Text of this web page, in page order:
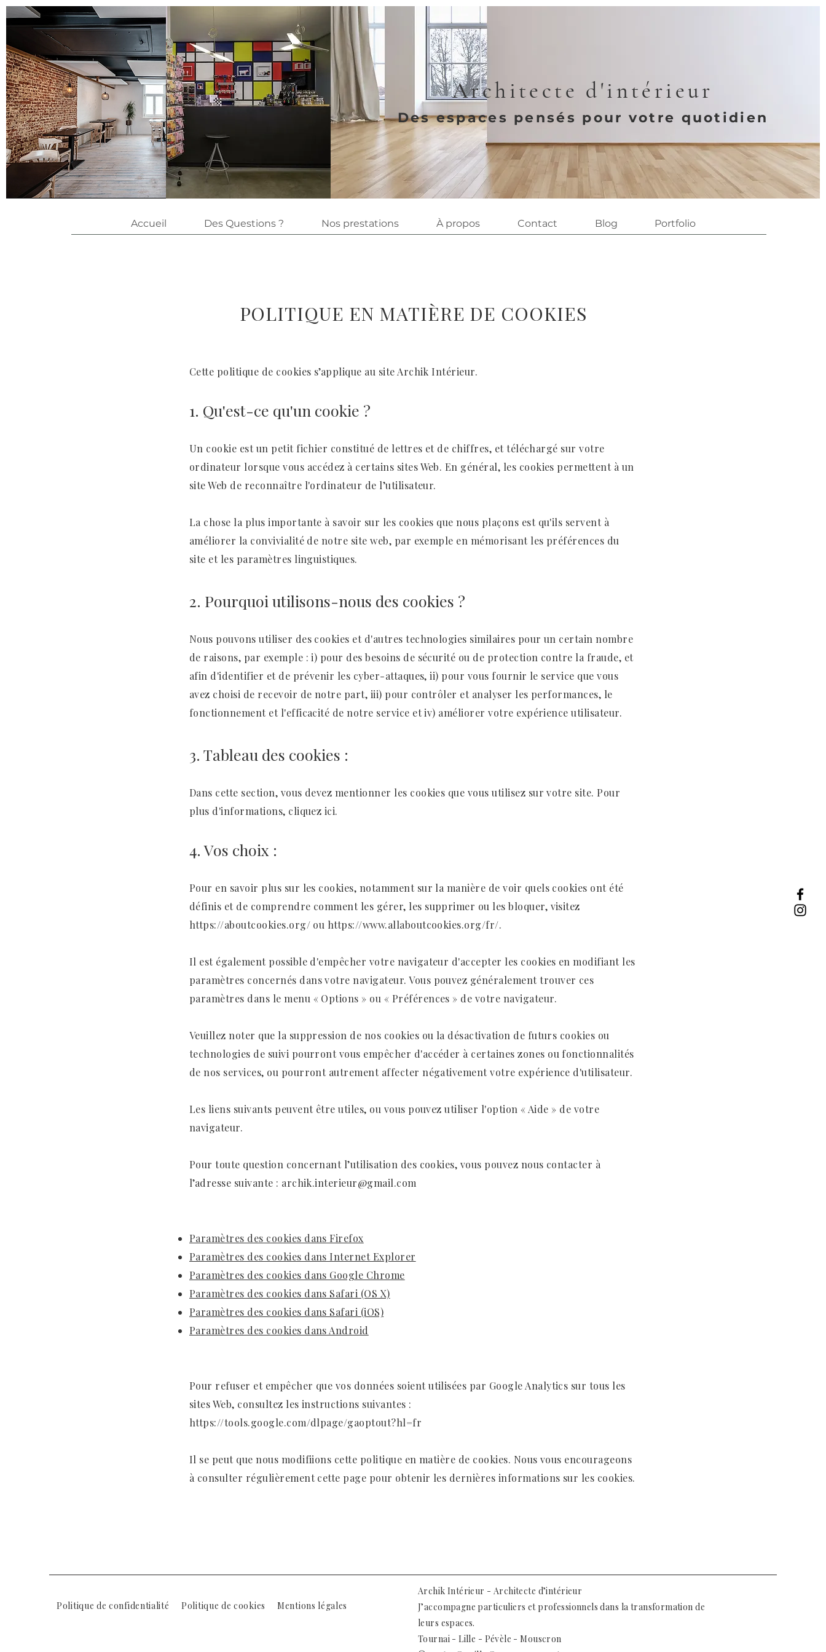
Architecte d'intérieur
Des espaces pensés pour votre quotidien
Accueil Des Questions ? Nos prestations À propos Contact Blog Portfolio
POLITIQUE EN MATIÈRE DE COOKIES
Cette politique de cookies s’applique au site Archik Intérieur.
1. Qu'est-ce qu'un cookie ?
Un cookie est un petit fichier constitué de lettres et de chiffres, et téléchargé sur votre
ordinateur lorsque vous accédez à certains sites Web. En général, les cookies permettent à un
site Web de reconnaître l'ordinateur de l’utilisateur.
La chose la plus importante à savoir sur les cookies que nous plaçons est qu'ils servent à
améliorer la convivialité de notre site web, par exemple en mémorisant les préférences du
site et les paramètres linguistiques.
2. Pourquoi utilisons-nous des cookies ?
Nous pouvons utiliser des cookies et d'autres technologies similaires pour un certain nombre
de raisons, par exemple : i) pour des besoins de sécurité ou de protection contre la fraude, et
afin d'identifier et de prévenir les cyber-attaques, ii) pour vous fournir le service que vous
avez choisi de recevoir de notre part, iii) pour contrôler et analyser les performances, le
fonctionnement et l'efficacité de notre service et iv) améliorer votre expérience utilisateur.
3. Tableau des cookies :
Dans cette section, vous devez mentionner les cookies que vous utilisez sur votre site. Pour
plus d'informations, cliquez ici.
4. Vos choix :
Pour en savoir plus sur les cookies, notamment sur la manière de voir quels cookies ont été
définis et de comprendre comment les gérer, les supprimer ou les bloquer, visitez
https://aboutcookies.org/ ou https://www.allaboutcookies.org/fr/.
Il est également possible d'empêcher votre navigateur d'accepter les cookies en modifiant les
paramètres concernés dans votre navigateur. Vous pouvez généralement trouver ces
paramètres dans le menu « Options » ou « Préférences » de votre navigateur.
Veuillez noter que la suppression de nos cookies ou la désactivation de futurs cookies ou
technologies de suivi pourront vous empêcher d'accéder à certaines zones ou fonctionnalités
de nos services, ou pourront autrement affecter négativement votre expérience d'utilisateur.
Les liens suivants peuvent être utiles, ou vous pouvez utiliser l'option « Aide » de votre
navigateur.
Pour toute question concernant l’utilisation des cookies, vous pouvez nous contacter à
l’adresse suivante : archik.interieur@gmail.com
Paramètres des cookies dans Firefox
Paramètres des cookies dans Internet Explorer
Paramètres des cookies dans Google Chrome
Paramètres des cookies dans Safari (OS X)
Paramètres des cookies dans Safari (iOS)
Paramètres des cookies dans Android
Pour refuser et empêcher que vos données soient utilisées par Google Analytics sur tous les
sites Web, consultez les instructions suivantes :
https://tools.google.com/dlpage/gaoptout?hl=fr
Il se peut que nous modifiions cette politique en matière de cookies. Nous vous encourageons
à consulter régulièrement cette page pour obtenir les dernières informations sur les cookies.
Politique de confidentialité Politique de cookies Mentions légales
Archik Intérieur - Architecte d’intérieur
J’accompagne particuliers et professionnels dans la transformation de
leurs espaces.
Tournai - Lille - Pévèle - Mouscron